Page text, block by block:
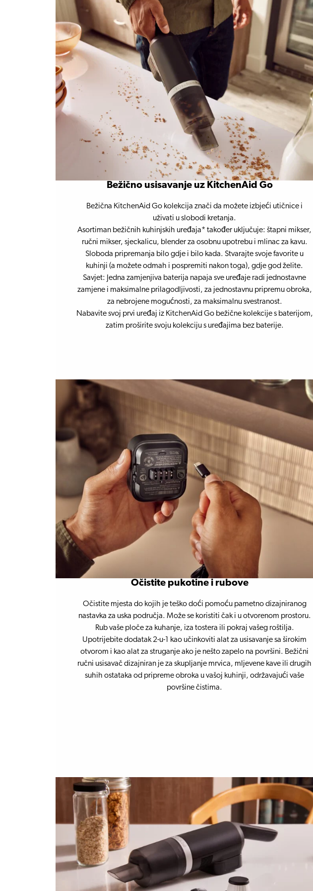
Bežično usisavanje uz KitchenAid Go
Bežična KitchenAid Go kolekcija znači da možete izbjeći utičnice i
uživati ​​u slobodi kretanja.
Asortiman bežičnih kuhinjskih uređaja* također uključuje: štapni mikser,
ručni mikser, sjeckalicu, blender za osobnu upotrebu i mlinac za kavu.
Sloboda pripremanja bilo gdje i bilo kada. Stvarajte svoje favorite u
kuhinji (a možete odmah i pospremiti nakon toga), gdje god želite.
Savjet: Jedna zamjenjiva baterija napaja sve uređaje radi jednostavne
zamjene i maksimalne prilagodljivosti, za jednostavnu pripremu obroka,
za nebrojene mogućnosti, za maksimalnu svestranost.
Nabavite svoj prvi uređaj iz KitchenAid Go bežične kolekcije s baterijom,
zatim proširite svoju kolekciju s uređajima bez baterije.
Očistite pukotine i rubove
Očistite mjesta do kojih je teško doći pomoću pametno dizajniranog
nastavka za uska područja. Može se koristiti čak i u otvorenom prostoru.
Rub vaše ploče za kuhanje, iza tostera ili pokraj vašeg roštilja.
Upotrijebite dodatak 2-u-1 kao učinkoviti alat za usisavanje sa širokim
otvorom i kao alat za struganje ako je nešto zapelo na površini. Bežični
ručni usisavač dizajniran je za skupljanje mrvica, mljevene kave ili drugih
suhih ostataka od pripreme obroka u vašoj kuhinji, održavajući vaše
površine čistima.